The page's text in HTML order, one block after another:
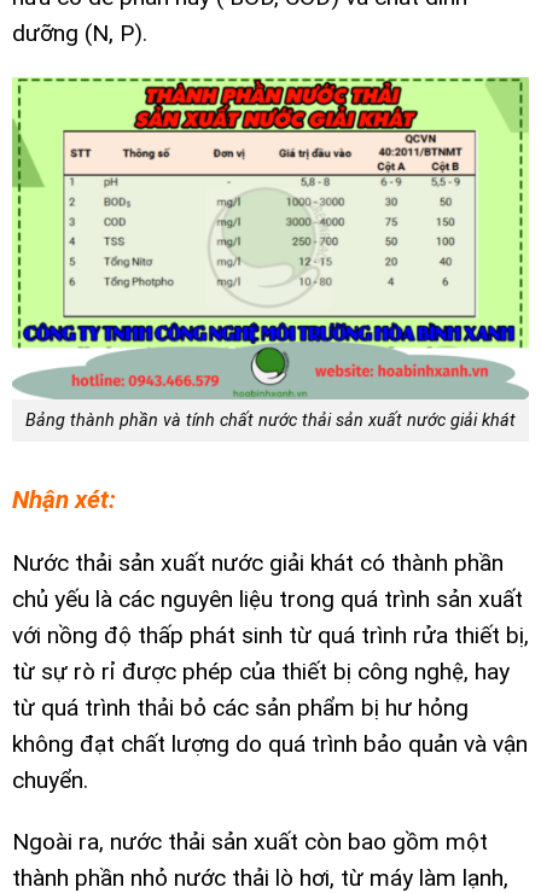
dưỡng (N, P).
Bảng thành phần và tính chất nước thải sản xuất nước giải khát
Nhận xét:
Nước thải sản xuất nước giải khát có thành phần
chủ yếu là các nguyên liệu trong quá trình sản xuất
với nồng độ thấp phát sinh từ quá trình rửa thiết bị,
từ sự rò rỉ được phép của thiết bị công nghệ, hay
từ quá trình thải bỏ các sản phẩm bị hư hỏng
không đạt chất lượng do quá trình bảo quản và vận
chuyển.
Ngoài ra, nước thải sản xuất còn bao gồm một
thành phần nhỏ nước thải lò hơi, từ máy làm lạnh,